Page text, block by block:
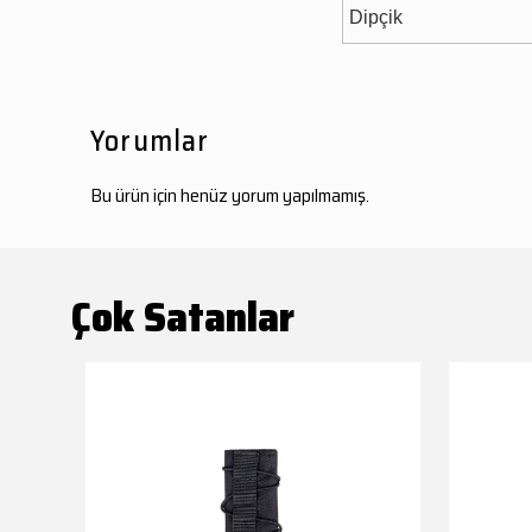
Dipçik
Yorumlar
Bu ürün için henüz yorum yapılmamış.
Çok Satanlar